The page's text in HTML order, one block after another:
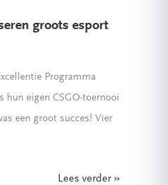
groots esport
Programma
hun eigen CSGO-toernooi
een groot succes! Vier
Lees verder